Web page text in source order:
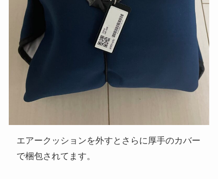
エアークッションを外すとさらに厚手のカバー
で梱包されてます。